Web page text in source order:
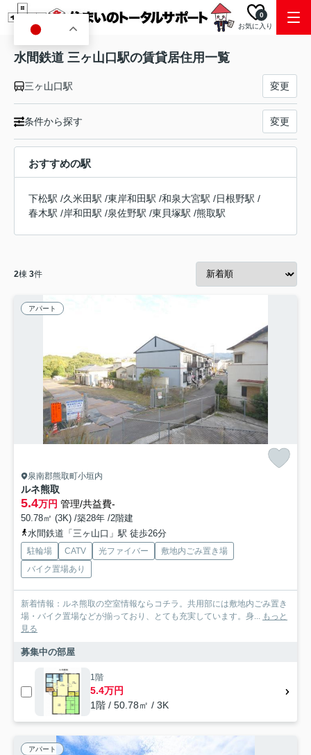
お気に入り
0
水間鉄道 三ヶ山口駅の賃貸居住用一覧
三ヶ山口駅 変更
条件から探す 変更
おすすめの駅
下松駅 /久米田駅 /東岸和田駅 /和泉大宮駅 /日根野駅 /
春木駅 /岸和田駅 /泉佐野駅 /東貝塚駅 /熊取駅
2棟 3件
アパート
泉南郡熊取町小垣内
ルネ熊取
5.4万円 管理/共益費-
50.78㎡ (3K) /築28年 /2階建
水間鉄道「三ヶ山口」駅 徒歩26分
駐輪場 CATV 光ファイバー
敷地内ごみ置き場
バイク置場あり
新着情報：ルネ熊取の空室情報ならコチラ。共用部には敷地内ごみ置き
場・バイク置場などが揃っており、とても充実しています。身... もっと
見る
募集中の部屋
1階
5.4万円
1階 / 50.78㎡ / 3K
アパート